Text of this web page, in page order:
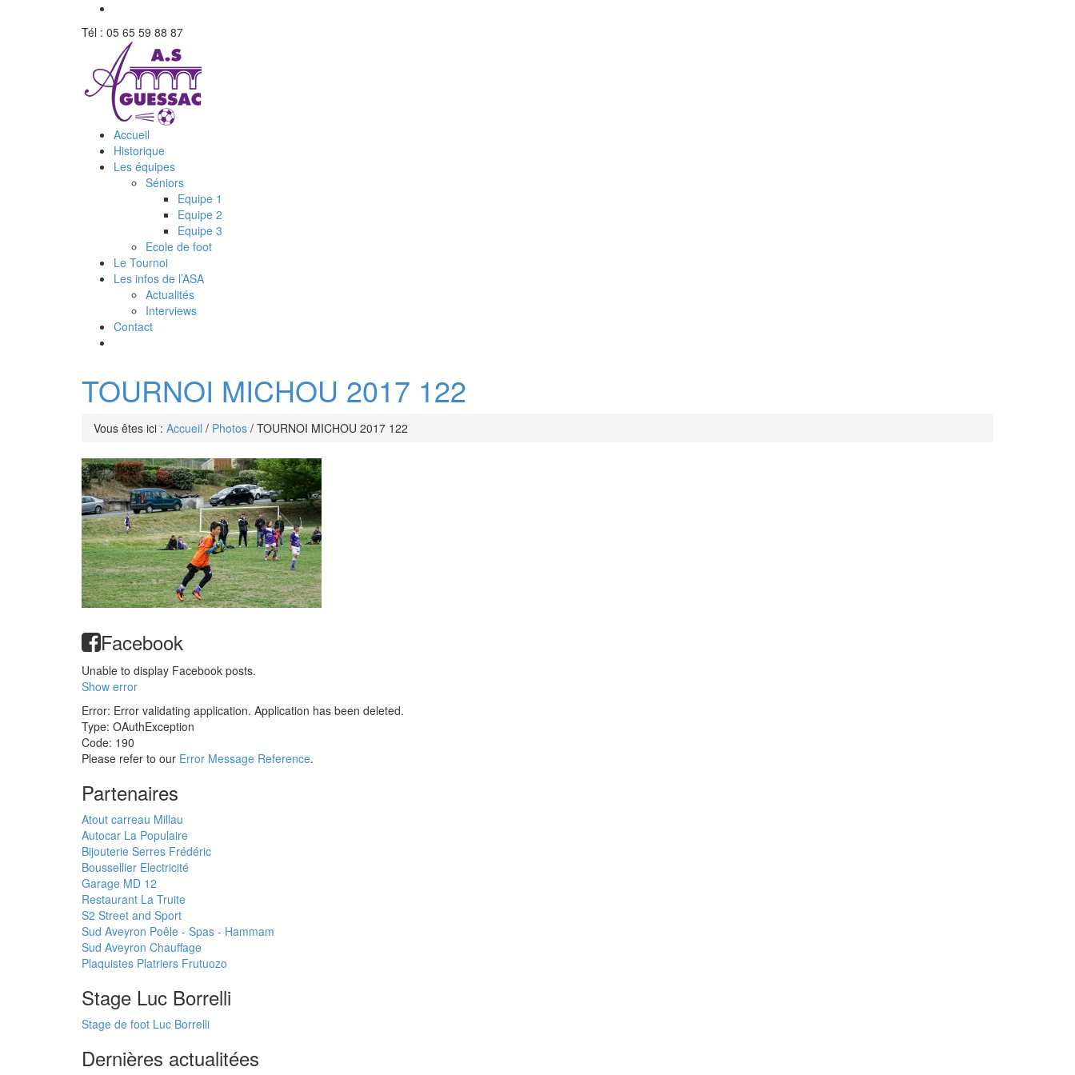
Tél : 05 65 59 88 87
Accueil
Historique
Les équipes
Séniors
Equipe 1
Equipe 2
Equipe 3
Ecole de foot
Le Tournoi
Les infos de l’ASA
Actualités
Interviews
Contact
TOURNOI MICHOU 2017 122
Vous êtes ici : Accueil / Photos / TOURNOI MICHOU 2017 122
Facebook
Unable to display Facebook posts.
Show error
Error: Error validating application. Application has been deleted.
Type: OAuthException
Code: 190
Please refer to our Error Message Reference.
Partenaires
Atout carreau Millau
Autocar La Populaire
Bijouterie Serres Frédéric
Boussellier Electricité
Garage MD 12
Restaurant La Truite
S2 Street and Sport
Sud Aveyron Poêle - Spas - Hammam
Sud Aveyron Chauffage
Plaquistes Platriers Frutuozo
Stage Luc Borrelli
Stage de foot Luc Borrelli
Dernières actualitées